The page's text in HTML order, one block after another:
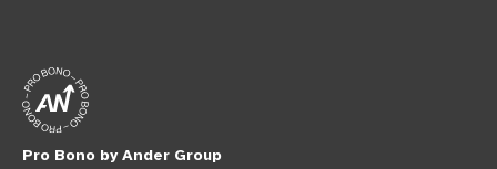
Pro Bono by Ander Group